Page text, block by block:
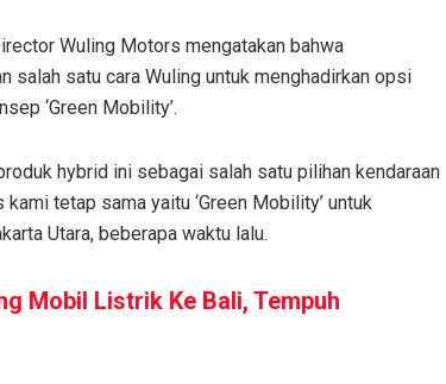
Wuling Motors mengatakan bahwa
salah satu cara Wuling untuk menghadirkan opsi
‘Green Mobility’.
hybrid ini sebagai salah satu pilihan kendaraan
tetap sama yaitu ‘Green Mobility’ untuk
Utara, beberapa waktu lalu.
Mobil Listrik Ke Bali, Tempuh